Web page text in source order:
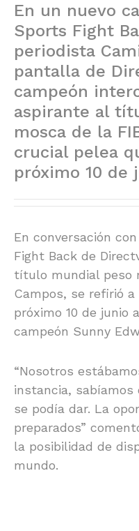
En un nuevo
Sports Fight
periodista
pantalla de
campeón
aspirante al
mosca de la
crucial pelea
próximo 10 de
En conversación
Fight Back de
título mundial peso
Campos, se refirió
próximo 10 de junio
campeón Sunny
“Nosotros
instancia,
se podía dar. La
preparados”
la posibilidad de
mundo.